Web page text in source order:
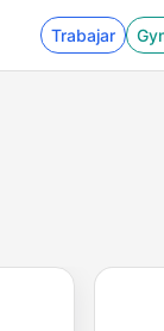
Trabajar